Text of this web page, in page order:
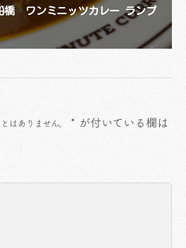
橋 ワンミニッツカレー ランプ
はありません。 * が付いている欄は